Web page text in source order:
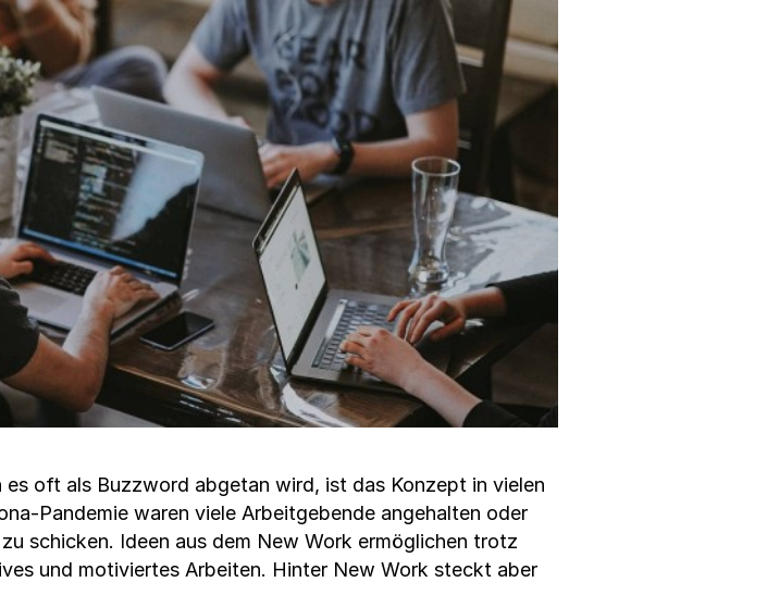
oft als Buzzword abgetan wird, ist das Konzept in vielen
Pandemie waren viele Arbeitgebende angehalten oder
schicken. Ideen aus dem New Work ermöglichen trotz
und motiviertes Arbeiten. Hinter New Work steckt aber